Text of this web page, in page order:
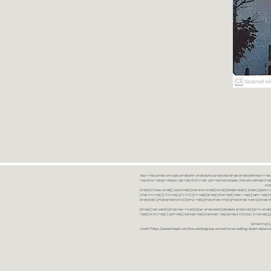
ספרים יד שניה ספרים משומשים ספרים חדשים ספרים יד 2 מכירת ספרים יד שניה ספרי יד שניהחיפוש ספרים ספרים ישנים ספרים עתיקים ספרים זולים ספרים במצב חדש ספרים במחירי רצפה
במבצע ספרים יד 2 ברמת גן ספרים יד 2 ביבנה יד 2 ספרים ספרי פסיכולוגיה ספריה סוציולוגיה ביוגרפיות ו אוטוביוגרפיות ספרי חינוך ספרי כלכלה ספרי שוק ההון ספרי עיון ספרי פרוזה ספרי
ביטחון] [רומנים] [רומנים רומנטיים] [פרוזה] [ספרות מתורגמת] [ספרות מקור] [ספרים באנגלית] [ספרים
חדשים מהחנות] [ספרים מומלצים] [ספרי בישול] [ספרי עידן חדש] [ספרי עסקים] [ספרי מורשת] [מחזות] [ספרי שירה] [ספרי בריאות] [ספרי תזונה] [ספרי רפואה] [ספרי מתח] [ספרים] [ספרי יד 2[ [יד 2 יד 2[ [מכירת יד 2[ [מכירת יד שנייה]
יד 2[ [ספר] [ספרים יד 2[ [הזמנת ספרים] [יד 2 ספרים] [ספרים בזול] [אתר ספרים] [הזמנת ספרים אונליין] [קניית ספרים אונליין] [ספרי קריאה] [רכישת ספרים אונליין] [חנות ספרים
נדירים] [חנות ספרים משומשים] [חיפוש ספרים ישנים] [חנות יד שניה ספרים] [חיפוש ספר] [ספרים]
[חנות ספרים זולים] [ספרים חדשים] [ספרים במחירי רצפה] [ספרים במשלוח חינם] [ספרים במשלוח עד הבית] [ספרים יד 2 ברמת גן] [ספרים יד 2 ביבנה] [יד 2 ספרים] [ספרי פסיכולוגיה] [ספרי סוציולוגיה] [ספרי חינוך] [ספרי כלכלה] [ספרי
[קניית ספרים]
<a href="https://www.freepik.com/free-photo/group-armed-forces-walking-desert-